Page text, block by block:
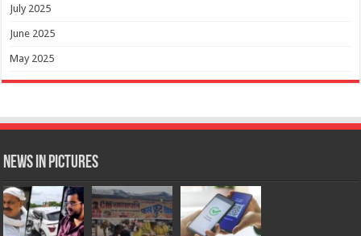
July 2025
June 2025
May 2025
News in Pictures